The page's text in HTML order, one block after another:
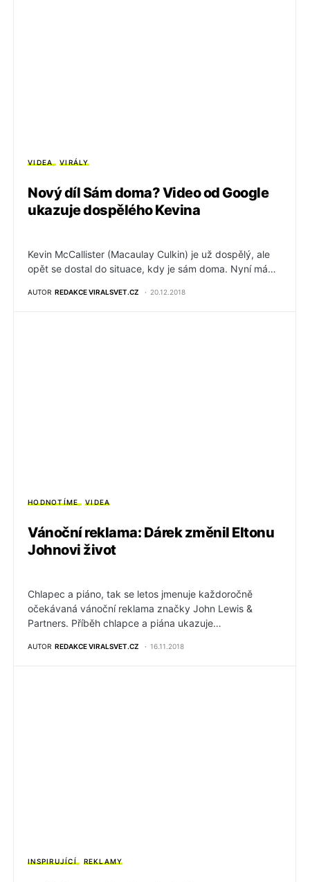
VIDEA VIRÁLY
Nový díl Sám doma? Video od Google
ukazuje dospělého Kevina
Kevin McCallister (Macaulay Culkin) je už dospělý, ale
opět se dostal do situace, kdy je sám doma. Nyní má…
AUTOR REDAKCE VIRALSVET.CZ 20.12.2018
HODNOTÍME VIDEA
Vánoční reklama: Dárek změnil Eltonu
Johnovi život
Chlapec a piáno, tak se letos jmenuje každoročně
očekávaná vánoční reklama značky John Lewis &
Partners. Příběh chlapce a piána ukazuje…
AUTOR REDAKCE VIRALSVET.CZ 16.11.2018
INSPIRUJÍCÍ REKLAMY